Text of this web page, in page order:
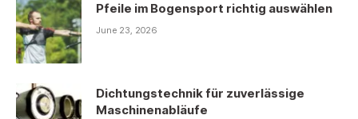
Pfeile im Bogensport richtig auswählen
June 23, 2026
Dichtungstechnik für zuverlässige
Maschinenabläufe